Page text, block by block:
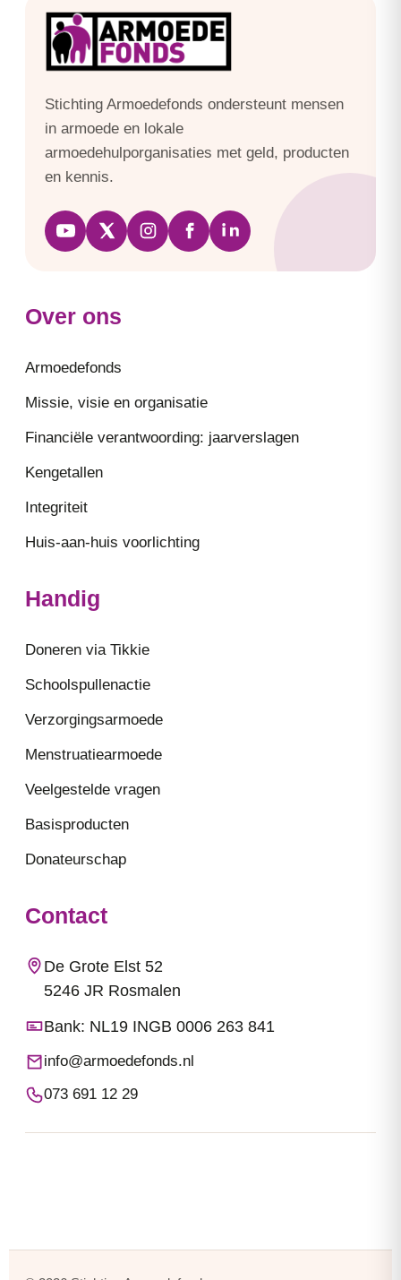
Stichting Armoedefonds ondersteunt mensen
in armoede en lokale
armoedehulporganisaties met geld, producten
en kennis.
Over ons
Armoedefonds
Missie, visie en organisatie
Financiële verantwoording: jaarverslagen
Kengetallen
Integriteit
Huis-aan-huis voorlichting
Handig
Doneren via Tikkie
Schoolspullenactie
Verzorgingsarmoede
Menstruatiearmoede
Veelgestelde vragen
Basisproducten
Donateurschap
Contact
De Grote Elst 52
5246 JR Rosmalen
Bank: NL19 INGB 0006 263 841
info@armoedefonds.nl
073 691 12 29